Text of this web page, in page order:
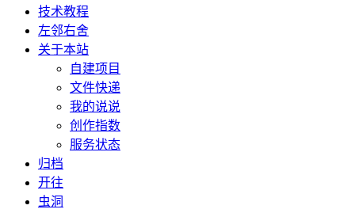
技术教程
左邻右舍
关于本站
自建项目
文件快递
我的说说
创作指数
服务状态
归档
开往
虫洞